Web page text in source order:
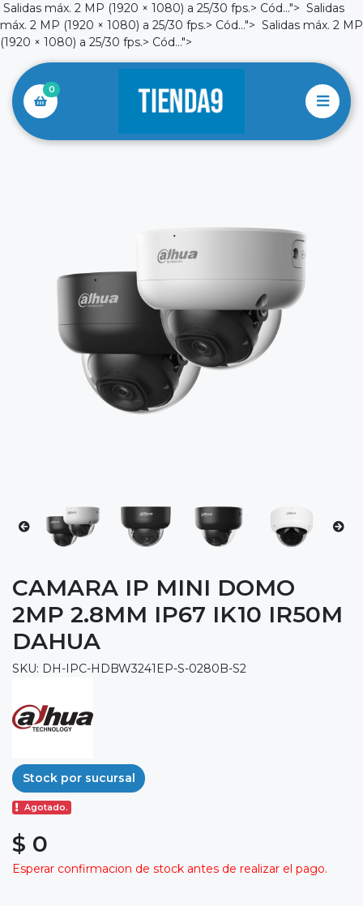
Salidas máx. 2 MP (1920 × 1080) a 25/30 fps.> Cód..."> Salidas
máx. 2 MP (1920 × 1080) a 25/30 fps.> Cód..."> Salidas máx. 2 MP
(1920 × 1080) a 25/30 fps.> Cód...">
0
CAMARA IP MINI DOMO
2MP 2.8MM IP67 IK10 IR50M
DAHUA
SKU: DH-IPC-HDBW3241EP-S-0280B-S2
Stock por sucursal
Agotado.
$ 0
Esperar confirmacion de stock antes de realizar el pago.